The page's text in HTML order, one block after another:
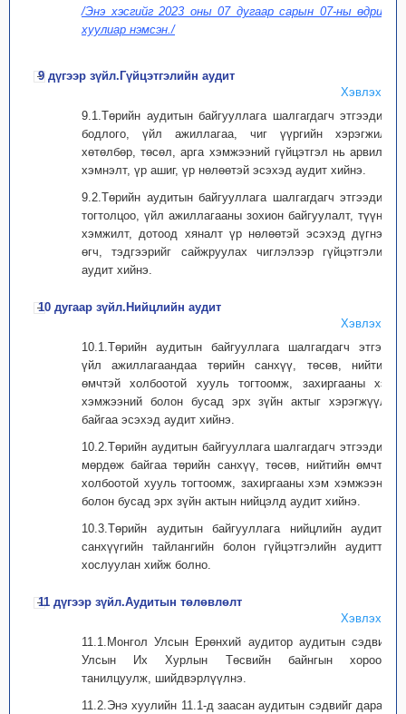
/Энэ хэсгийг 2023 оны 07 дугаар сарын 07-ны өдрийн
хуулиар нэмсэн./
9 дүгээр зүйл.Гүйцэтгэлийн аудит
Хэвлэх
9.1.Төрийн аудитын байгууллага шалгагдагч этгээдийн
бодлого, үйл ажиллагаа, чиг үүргийн хэрэгжилт,
хөтөлбөр, төсөл, арга хэмжээний гүйцэтгэл нь арвилан
хэмнэлт, үр ашиг, үр нөлөөтэй эсэхэд аудит хийнэ.
9.2.Төрийн аудитын байгууллага шалгагдагч этгээдийн
тогтолцоо, үйл ажиллагааны зохион байгуулалт, түүний
хэмжилт, дотоод хяналт үр нөлөөтэй эсэхэд дүгнэлт
өгч, тэдгээрийг сайжруулах чиглэлээр гүйцэтгэлийн
аудит хийнэ.
10 дугаар зүйл.Нийцлийн аудит
Хэвлэх
10.1.Төрийн аудитын байгууллага шалгагдагч этгээд
үйл ажиллагаандаа төрийн санхүү, төсөв, нийтийн
өмчтэй холбоотой хууль тогтоомж, захиргааны хэм
хэмжээний болон бусад эрх зүйн актыг хэрэгжүүлж
байгаа эсэхэд аудит хийнэ.
10.2.Төрийн аудитын байгууллага шалгагдагч этгээдийн
мөрдөж байгаа төрийн санхүү, төсөв, нийтийн өмчтэй
холбоотой хууль тогтоомж, захиргааны хэм хэмжээний
болон бусад эрх зүйн актын нийцэлд аудит хийнэ.
10.3.Төрийн аудитын байгууллага нийцлийн аудитыг
санхүүгийн тайлангийн болон гүйцэтгэлийн аудиттай
хослуулан хийж болно.
11 дүгээр зүйл.Аудитын төлөвлөлт
Хэвлэх
11.1.Монгол Улсын Ерөнхий аудитор аудитын сэдвийг
Улсын Их Хурлын Төсвийн байнгын хороонд
танилцуулж, шийдвэрлүүлнэ.
11.2.Энэ хуулийн 11.1-д заасан аудитын сэдвийг дараах